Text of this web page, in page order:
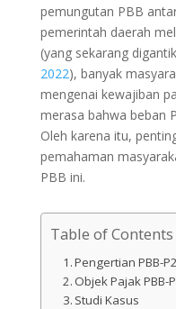
pemungutan PBB
pemerintah daerah
(yang sekarang
2022), banyak
mengenai kewajiban
merasa bahwa beban
Oleh karena itu,
pemahaman
PBB ini.
Table of Contents
Pengertian PBB-
Objek Pajak PBB-
Studi Kasus